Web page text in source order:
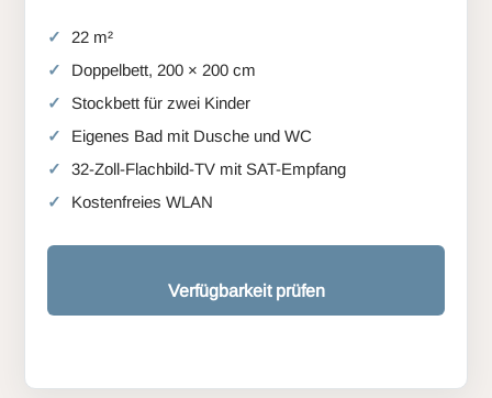
22 m²
Doppelbett, 200 × 200 cm
Stockbett für zwei Kinder
Eigenes Bad mit Dusche und WC
32-Zoll-Flachbild-TV mit SAT-Empfang
Kostenfreies WLAN
Verfügbarkeit prüfen